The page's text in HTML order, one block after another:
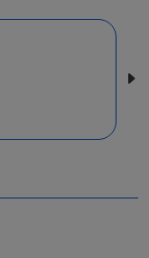
- A la